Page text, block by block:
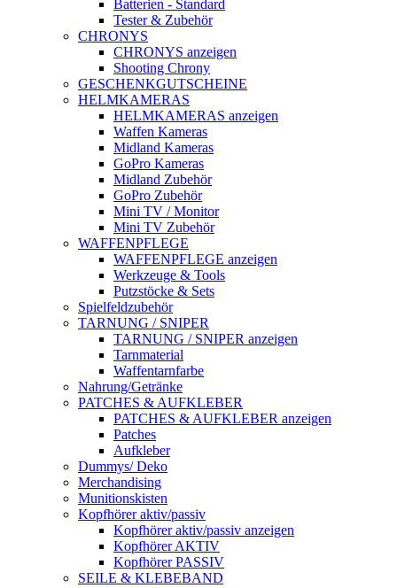
Batterien - Standard
Tester & Zubehör
CHRONYS
CHRONYS anzeigen
Shooting Chrony
GESCHENKGUTSCHEINE
HELMKAMERAS
HELMKAMERAS anzeigen
Waffen Kameras
Midland Kameras
GoPro Kameras
Midland Zubehör
GoPro Zubehör
Mini TV / Monitor
Mini TV Zubehör
WAFFENPFLEGE
WAFFENPFLEGE anzeigen
Werkzeuge & Tools
Putzstöcke & Sets
Spielfeldzubehör
TARNUNG / SNIPER
TARNUNG / SNIPER anzeigen
Tarnmaterial
Waffentarnfarbe
Nahrung/Getränke
PATCHES & AUFKLEBER
PATCHES & AUFKLEBER anzeigen
Patches
Aufkleber
Dummys/ Deko
Merchandising
Munitionskisten
Kopfhörer aktiv/passiv
Kopfhörer aktiv/passiv anzeigen
Kopfhörer AKTIV
Kopfhörer PASSIV
SEILE & KLEBEBAND